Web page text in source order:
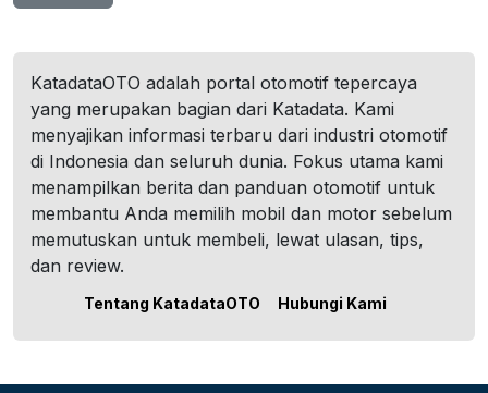
KatadataOTO adalah portal otomotif tepercaya
yang merupakan bagian dari Katadata. Kami
menyajikan informasi terbaru dari industri otomotif
di Indonesia dan seluruh dunia. Fokus utama kami
menampilkan berita dan panduan otomotif untuk
membantu Anda memilih mobil dan motor sebelum
memutuskan untuk membeli, lewat ulasan, tips,
dan review.
Tentang KatadataOTO Hubungi Kami